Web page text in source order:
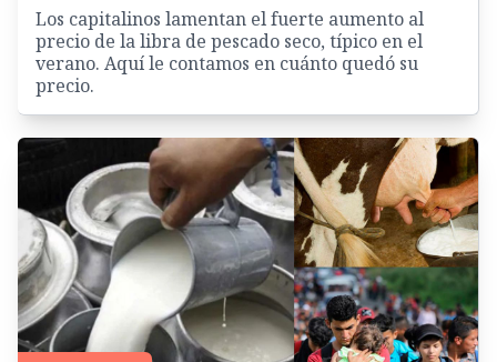
Los capitalinos lamentan el fuerte aumento al
precio de la libra de pescado seco, típico en el
verano. Aquí le contamos en cuánto quedó su
precio.